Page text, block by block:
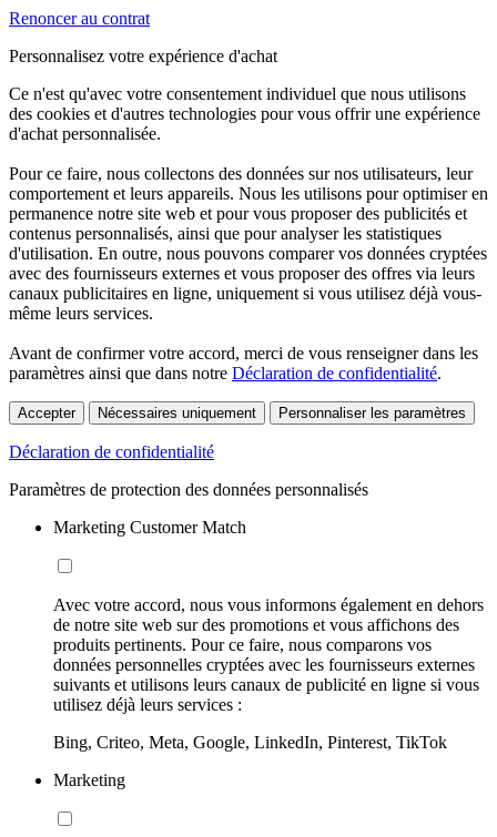
Renoncer au contrat
Personnalisez votre expérience d'achat
Ce n'est qu'avec votre consentement individuel que nous utilisons
des cookies et d'autres technologies pour vous offrir une expérience
d'achat personnalisée.
Pour ce faire, nous collectons des données sur nos utilisateurs, leur
comportement et leurs appareils. Nous les utilisons pour optimiser en
permanence notre site web et pour vous proposer des publicités et
contenus personnalisés, ainsi que pour analyser les statistiques
d'utilisation. En outre, nous pouvons comparer vos données cryptées
avec des fournisseurs externes et vous proposer des offres via leurs
canaux publicitaires en ligne, uniquement si vous utilisez déjà vous-
même leurs services.
Avant de confirmer votre accord, merci de vous renseigner dans les
paramètres ainsi que dans notre Déclaration de confidentialité.
Accepter Nécessaires uniquement Personnaliser les paramètres
Déclaration de confidentialité
Paramètres de protection des données personnalisés
Marketing Customer Match
Avec votre accord, nous vous informons également en dehors
de notre site web sur des promotions et vous affichons des
produits pertinents. Pour ce faire, nous comparons vos
données personnelles cryptées avec les fournisseurs externes
suivants et utilisons leurs canaux de publicité en ligne si vous
utilisez déjà leurs services :
Bing, Criteo, Meta, Google, LinkedIn, Pinterest, TikTok
Marketing